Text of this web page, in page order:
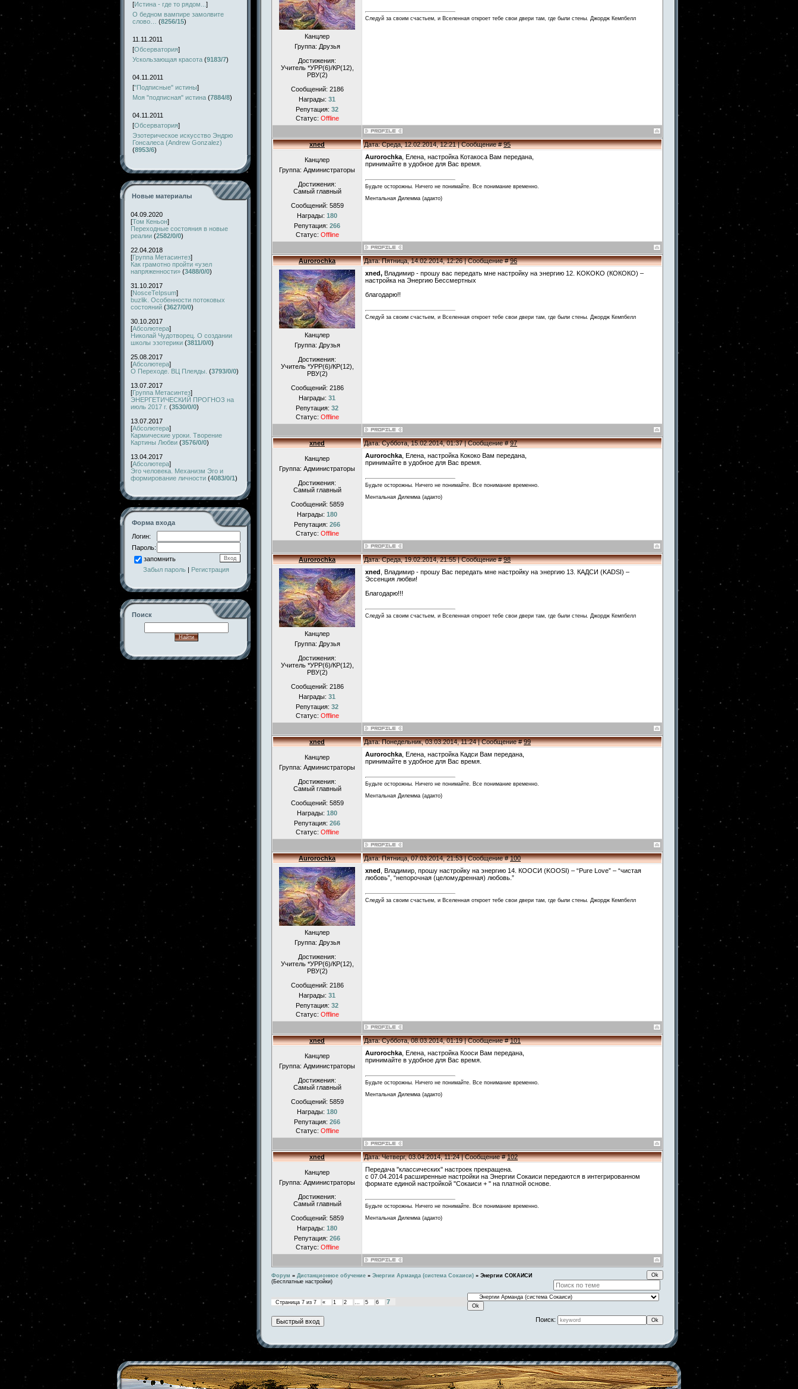
[Истина - где то рядом... ]
О бедном вампире замолвите
слово…
(8256/15)
11.11.2011
[Обсерватория]
Ускользающая красота (9183/7)
04.11.2011
["Подписные" истины]
Моя "подписная" истина (7884/8)
04.11.2011
[Обсерватория]
Эзотерическое искусство Эндрю
Гонсалеса (Andrew Gonzalez)
(8953/6)
Новые материалы
04.09.2020
[Том Кеньон]
Переходные состояния в новые
реалии (2582/0/0)
22.04.2018
[Группа Метасинтез]
Как грамотно пройти «узел
напряженности» (3488/0/0)
31.10.2017
[NosceTeIpsum]
buzlik. Особенности потоковых
состояний (3627/0/0)
30.10.2017
[Абсолютера]
Николай Чудотворец. О создании
школы эзотерики (3811/0/0)
25.08.2017
[Абсолютера]
О Переходе. ВЦ Плеяды. (3793/0/0)
13.07.2017
[Группа Метасинтез]
ЭНЕРГЕТИЧЕСКИЙ ПРОГНОЗ на
июль 2017 г. (3530/0/0)
13.07.2017
[Абсолютера]
Кармические уроки. Творение
Картины Любви (3576/0/0)
13.04.2017
[Абсолютера]
Эго человека. Механизм Эго и
формирование личности (4083/0/1)
Форма входа
Логин:
Пароль:
запомнить
Забыл пароль | Регистрация
Поиск
Канцлер
Группа: Друзья
Достижения:
Учитель *УРР(6)/КР(12),
РВУ(2)
Сообщений: 2186
Награды: 31
Репутация: 32
Статус: Offline
Следуй за своим счастьем, и Вселенная откроет тебе свои двери там, где были стены. Джордж Кемпбелл
xned Дата: Среда, 12.02.2014, 12:21 | Сообщение #95
Канцлер
Группа: Администраторы
Достижения:
Самый главный
Сообщений: 5859
Награды: 180
Репутация: 266
Статус: Offline
Aurorochka , Елена, настройка Кoтакоса Вам передана,
принимайте в удобное для Вас время.
Будьте осторожны. Ничего не понимайте. Все понимание временно.
Ментальная Дилемма (адакто)
Aurorochka Дата: Пятница, 14.02.2014, 12:26 | Сообщение #96
Канцлер
Группа: Друзья
Достижения:
Учитель *УРР(6)/КР(12),
РВУ(2)
Сообщений: 2186
Награды: 31
Репутация: 32
Статус: Offline
xned, Владимир - прошу вас передать мне настройку на энергию 12. KOKOKO (КОКОКО) –
настройка на Энергию Бессмертных
благодарю!!
Следуй за своим счастьем, и Вселенная откроет тебе свои двери там, где были стены. Джордж Кемпбелл
xned Дата: Суббота, 15.02.2014, 01:37 | Сообщение #97
Канцлер
Группа: Администраторы
Достижения:
Самый главный
Сообщений: 5859
Награды: 180
Репутация: 266
Статус: Offline
Aurorochka , Елена, настройка Кoкоко Вам передана,
принимайте в удобное для Вас время.
Будьте осторожны. Ничего не понимайте. Все понимание временно.
Ментальная Дилемма (адакто)
Aurorochka Дата: Среда, 19.02.2014, 21:55 | Сообщение #98
Канцлер
Группа: Друзья
Достижения:
Учитель *УРР(6)/КР(12),
РВУ(2)
Сообщений: 2186
Награды: 31
Репутация: 32
Статус: Offline
xned , Владимир - прошу Вас передать мне настройку на энергию 13. КАДСИ (KADSI) –
Эссенция любви!
Благодарю!!!
Следуй за своим счастьем, и Вселенная откроет тебе свои двери там, где были стены. Джордж Кемпбелл
xned Дата: Понедельник, 03.03.2014, 11:24 | Сообщение #99
Канцлер
Группа: Администраторы
Достижения:
Самый главный
Сообщений: 5859
Награды: 180
Репутация: 266
Статус: Offline
Aurorochka , Елена, настройка Кадси Вам передана,
принимайте в удобное для Вас время.
Будьте осторожны. Ничего не понимайте. Все понимание временно.
Ментальная Дилемма (адакто)
Aurorochka Дата: Пятница, 07.03.2014, 21:53 | Сообщение #100
Канцлер
Группа: Друзья
Достижения:
Учитель *УРР(6)/КР(12),
РВУ(2)
Сообщений: 2186
Награды: 31
Репутация: 32
Статус: Offline
xned , Владимир, прошу настройку на энергию 14. КООСИ (KOOSI) – “Pure Love” – “чистая
любовь”, “непорочная (целомудренная) любовь.”
Следуй за своим счастьем, и Вселенная откроет тебе свои двери там, где были стены. Джордж Кемпбелл
xned Дата: Суббота, 08.03.2014, 01:19 | Сообщение #101
Канцлер
Группа: Администраторы
Достижения:
Самый главный
Сообщений: 5859
Награды: 180
Репутация: 266
Статус: Offline
Aurorochka , Елена, настройка Кооси Вам передана,
принимайте в удобное для Вас время.
Будьте осторожны. Ничего не понимайте. Все понимание временно.
Ментальная Дилемма (адакто)
xned Дата: Четверг, 03.04.2014, 11:24 | Сообщение #102
Канцлер
Группа: Администраторы
Достижения:
Самый главный
Сообщений: 5859
Награды: 180
Репутация: 266
Статус: Offline
Передача "классических" настроек прекращена.
с 07.04.2014 расширенные настройки на Энергии Сокаиси передаются в интегрированном
формате единой настройкой "Сокаиси + " на платной основе.
Будьте осторожны. Ничего не понимайте. Все понимание временно.
Ментальная Дилемма (адакто)
Форум » Дистанционное обучение » Энергии Арманда (система Сокаиси) » Энергии СОКАИСИ
(Бесплатные настройки)
Страница 7 из 7 « 1 2 … 5 6 7
Поиск: